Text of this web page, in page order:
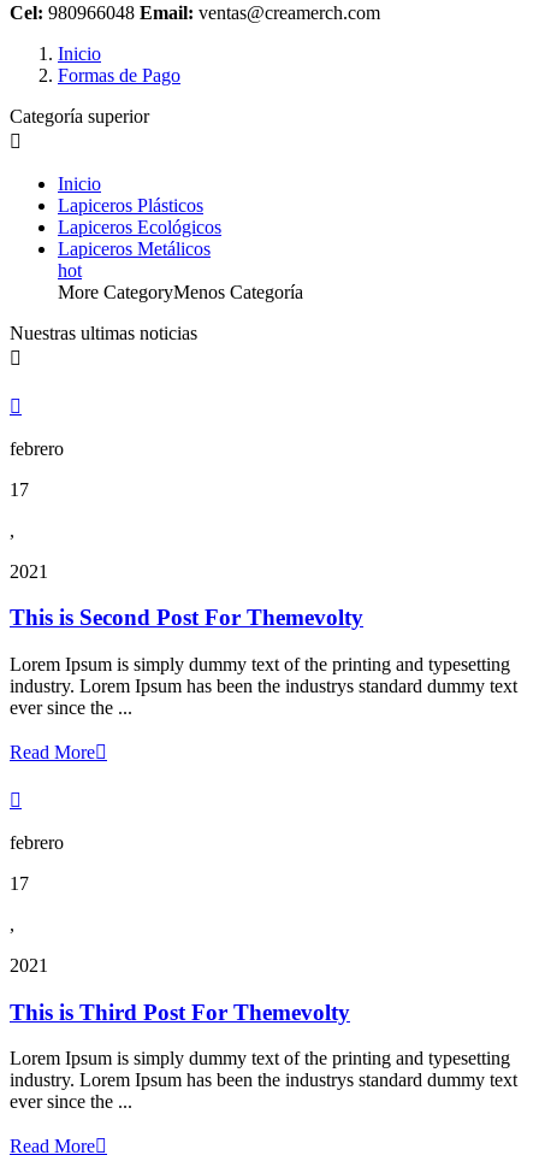
Cel: 980966048 Email: ventas@creamerch.com
Inicio
Formas de Pago
Categoría superior

Inicio
Lapiceros Plásticos
Lapiceros Ecológicos
Lapiceros Metálicos
hot
More CategoryMenos Categoría
Nuestras ultimas noticias


febrero
17
,
2021
This is Second Post For Themevolty
Lorem Ipsum is simply dummy text of the printing and typesetting
industry. Lorem Ipsum has been the industrys standard dummy text
ever since the ...
Read More

febrero
17
,
2021
This is Third Post For Themevolty
Lorem Ipsum is simply dummy text of the printing and typesetting
industry. Lorem Ipsum has been the industrys standard dummy text
ever since the ...
Read More